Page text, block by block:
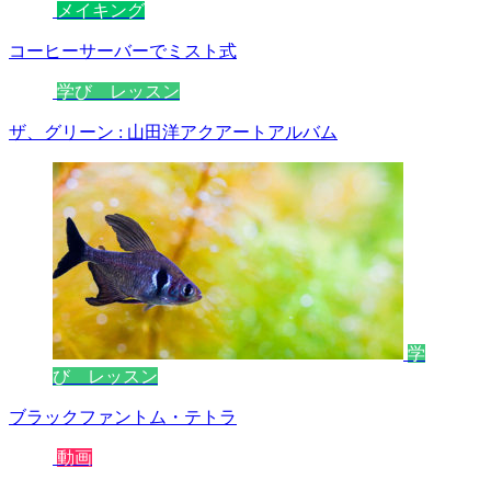
メイキング
コーヒーサーバーでミスト式
学び レッスン
ザ、グリーン : 山田洋アクアートアルバム
学
び レッスン
ブラックファントム・テトラ
動画